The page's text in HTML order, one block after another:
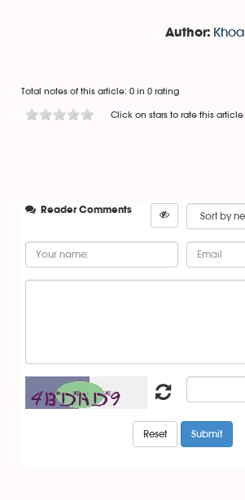
Author:
Total notes of this article: 0 in 0 rating
Click on stars to rate this article
Reader Comments